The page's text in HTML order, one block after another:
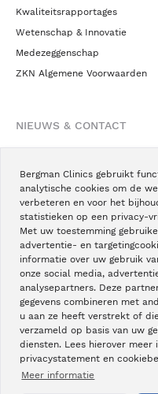
Bergman Clinics gebruikt
analytische cookies om de
verbeteren en voor het
statistieken op een privacy-
Met uw toestemming
advertentie- en
informatie over uw gebruik
onze social media,
analysepartners. Deze
gegevens combineren met
u aan ze heeft verstrekt of
verzameld op basis van uw
diensten. Lees hierover meer
privacystatement en
Meer informatie
Kwaliteitsrapportages
Wetenschap & Innovatie
Medezeggenschap
ZKN Algemene Voorwaarden
NIEUWS & CONTACT
Blogs
Podcast
Pressroom
Instagram
Facebook
LinkedIn
Copyright © Bergman